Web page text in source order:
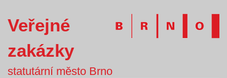
Veřejné
zakázky
statutární město Brno